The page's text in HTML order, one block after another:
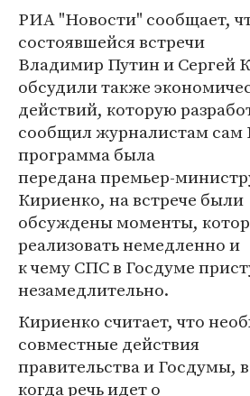
РИА "Новости" сообщает,
состоявшейся встречи
Владимир Путин и Сергей
обсудили также
действий, которую
сообщил журналистам сам
программа была
передана премьер-
Кириенко, на встрече были
обсуждены моменты,
реализовать немедленно и
к чему СПС в Госдуме
незамедлительно.
Кириенко считает, что
совместные действия
правительства и Госдумы,
когда речь идет о